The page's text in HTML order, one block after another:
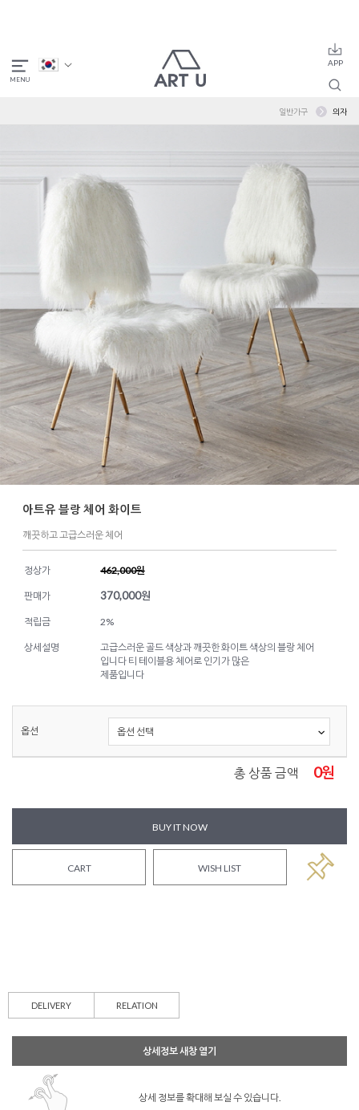
일반가구 의자
아트유 블랑 체어 화이트
깨끗하고 고급스러운 체어
정상가 462,000원
판매가 370,000원
적립금 2%
상세설명
고급스러운 골드 색상과 깨끗한 화이트 색상의 블랑 체어
입니다 티 테이블용 체어로 인기가 많은
제품입니다
옵션
총 상품 금액 0원
BUY IT NOW
CART WISH LIST
DELIVERY RELATION
상세정보 새창 열기
상세 정보를 확대해 보실 수 있습니다.